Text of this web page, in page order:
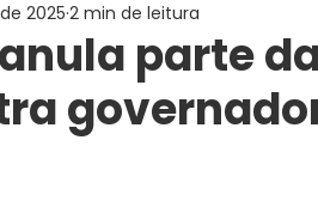
anula parte
20252 min de leitura